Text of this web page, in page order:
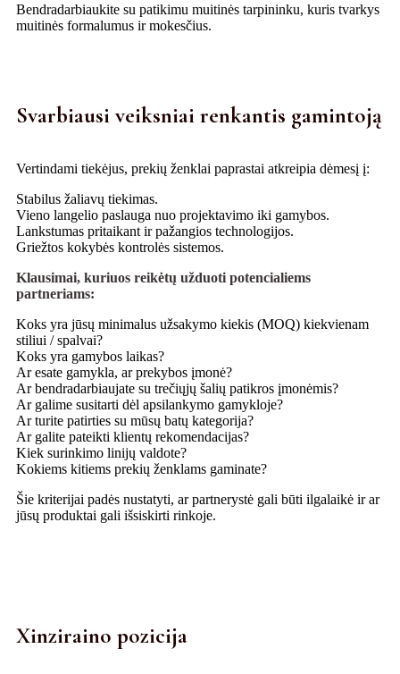
Bendradarbiaukite su patikimu muitinės tarpininku, kuris tvarkys
muitinės formalumus ir mokesčius.
Svarbiausi veiksniai renkantis gamintoją
Vertindami tiekėjus, prekių ženklai paprastai atkreipia dėmesį į:
Stabilus žaliavų tiekimas.
Vieno langelio paslauga nuo projektavimo iki gamybos.
Lankstumas pritaikant ir pažangios technologijos.
Griežtos kokybės kontrolės sistemos.
Klausimai, kuriuos reikėtų užduoti potencialiems
partneriams:
Koks yra jūsų minimalus užsakymo kiekis (MOQ) kiekvienam
stiliui / spalvai?
Koks yra gamybos laikas?
Ar esate gamykla, ar prekybos įmonė?
Ar bendradarbiaujate su trečiųjų šalių patikros įmonėmis?
Ar galime susitarti dėl apsilankymo gamykloje?
Ar turite patirties su mūsų batų kategorija?
Ar galite pateikti klientų rekomendacijas?
Kiek surinkimo linijų valdote?
Kokiems kitiems prekių ženklams gaminate?
Šie kriterijai padės nustatyti, ar partnerystė gali būti ilgalaikė ir ar
jūsų produktai gali išsiskirti rinkoje.
Xinziraino pozicija